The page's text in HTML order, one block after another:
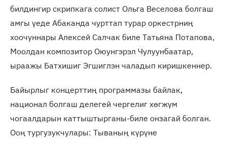
билдингир скрипкага солист Ольга Веселова болгаш
амгы үеде Абаканда чурттап турар оркестрниң
хоочуннары Алексей Салчак биле Татьяна Потапова,
Моолдан композитор Оюунгэрэл Чулуунбаатар,
ыраажы Батхишиг Эгшиглэн чаладып киришкеннер.
Байырлыг концерттиң программазы байлак,
национал болгаш делегей чергелиг хөгжүм
чогаалдарын каттыштырганы-биле онзагай болган.
Ооң тургузукчулары: Тываның күрүне